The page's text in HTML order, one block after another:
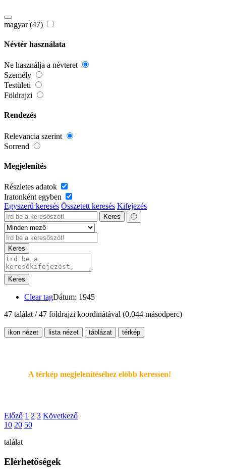
magyar (47)
Névtér használata
Ne használja a névteret
Személy
Testületi
Földrajzi
Rendezés
Relevancia szerint
Sorrend
Megjelenítés
Részletes adatok
Iratonként egyben
Egyszerű keresés Összetett keresés Kifejezés
Keres ⓘ
Keres
Keres
Clear tagDátum: 1945
47 találat / 47 földrajzi koordinátával (0,044 másodperc)
ikon nézet lista nézet táblázat térkép
A térkép megjelenítéséhez elöbb keressen!
Előző 1 2 3 Következő
10 20 50
találat
Elérhetőségek